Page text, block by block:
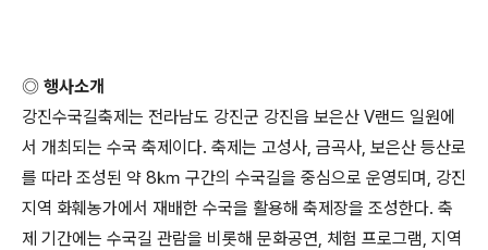
◎ 행사소개
강진수국길축제는 전라남도 강진군 강진읍 보은산 V랜드 일원에
서 개최되는 수국 축제이다. 축제는 고성사, 금곡사, 보은산 등산로
를 따라 조성된 약 8㎞ 구간의 수국길을 중심으로 운영되며, 강진
지역 화훼농가에서 재배한 수국을 활용해 축제장을 조성한다. 축
제 기간에는 수국길 관람을 비롯해 문화공연, 체험 프로그램, 지역